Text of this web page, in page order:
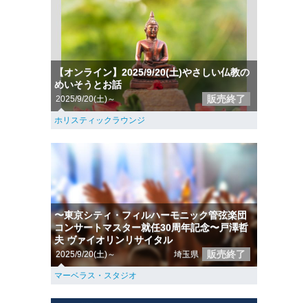
【オンライン】2025/9/20(土)やさしい仏教の
めいそうとお話
2025/9/20(土)～ 販売終了
ホリスティックラウンジ
〜東京シティ・フィルハーモニック管弦楽団
コンサートマスター就任30周年記念〜戸澤哲
夫 ヴァイオリンリサイタル
2025/9/20(土)～ 埼玉県 販売終了
マーベラス・スタジオ